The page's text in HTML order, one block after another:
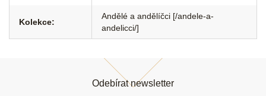
Kolekce:
Andělé a andělíčci [/andele-a-
andelicci/]
Odebírat newsletter